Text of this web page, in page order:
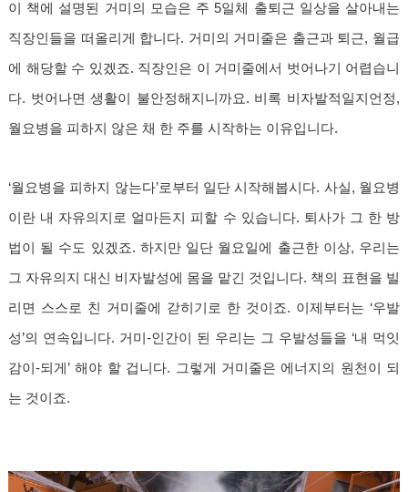
이 책에 설명된 거미의 모습은 주 5일체 출퇴근 일상을 살아내는
직장인들을 떠올리게 합니다. 거미의 거미줄은 출근과 퇴근, 월급
에 해당할 수 있겠죠. 직장인은 이 거미줄에서 벗어나기 어렵습니
다. 벗어나면 생활이 불안정해지니까요. 비록 비자발적일지언정,
월요병을 피하지 않은 채 한 주를 시작하는 이유입니다.
‘월요병을 피하지 않는다’로부터 일단 시작해봅시다. 사실, 월요병
이란 내 자유의지로 얼마든지 피할 수 있습니다. 퇴사가 그 한 방
법이 될 수도 있겠죠. 하지만 일단 월요일에 출근한 이상, 우리는
그 자유의지 대신 비자발성에 몸을 맡긴 것입니다. 책의 표현을 빌
리면 스스로 친 거미줄에 갇히기로 한 것이죠. 이제부터는 ‘우발
성’의 연속입니다. 거미-인간이 된 우리는 그 우발성들을 ‘내 먹잇
감이-되게’ 해야 할 겁니다. 그렇게 거미줄은 에너지의 원천이 되
는 것이죠.